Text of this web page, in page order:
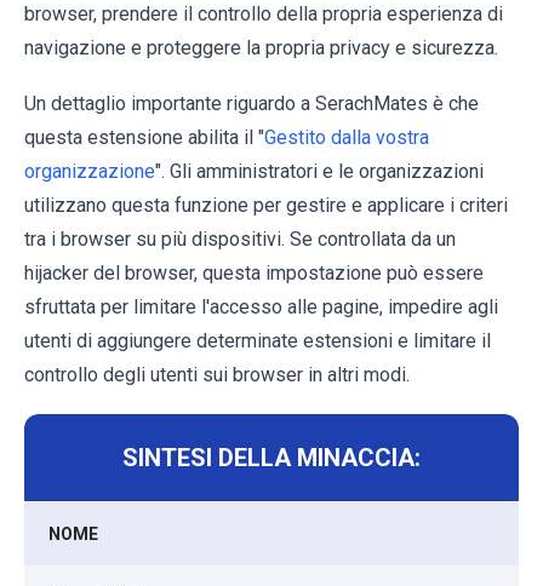
browser, prendere il controllo della propria esperienza di
navigazione e proteggere la propria privacy e sicurezza.
Un dettaglio importante riguardo a SerachMates è che
questa estensione abilita il "Gestito dalla vostra
organizzazione". Gli amministratori e le organizzazioni
utilizzano questa funzione per gestire e applicare i criteri
tra i browser su più dispositivi. Se controllata da un
hijacker del browser, questa impostazione può essere
sfruttata per limitare l'accesso alle pagine, impedire agli
utenti di aggiungere determinate estensioni e limitare il
controllo degli utenti sui browser in altri modi.
SINTESI DELLA MINACCIA:
NOME